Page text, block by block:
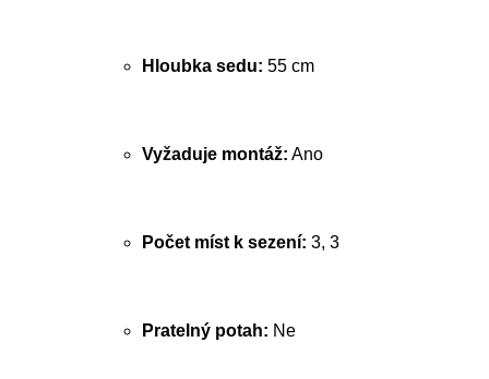
Hloubka sedu: 55 cm
Vyžaduje montáž: Ano
Počet míst k sezení: 3, 3
Pratelný potah: Ne